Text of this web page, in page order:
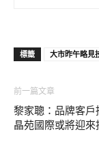
標籤 大市昨午略見
前一篇文章
黎家聰：品牌客戶
晶苑國際或將迎來